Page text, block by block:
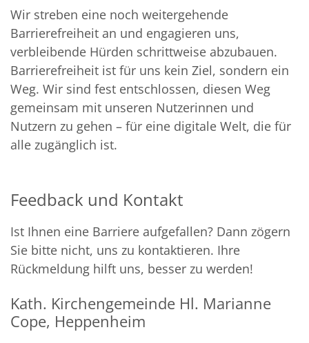
Wir streben eine noch weitergehende
Barrierefreiheit an und engagieren uns,
verbleibende Hürden schrittweise abzubauen.
Barrierefreiheit ist für uns kein Ziel, sondern ein
Weg. Wir sind fest entschlossen, diesen Weg
gemeinsam mit unseren Nutzerinnen und
Nutzern zu gehen – für eine digitale Welt, die für
alle zugänglich ist.
Feedback und Kontakt
Ist Ihnen eine Barriere aufgefallen? Dann zögern
Sie bitte nicht, uns zu kontaktieren. Ihre
Rückmeldung hilft uns, besser zu werden!
Kath. Kirchengemeinde Hl. Marianne
Cope, Heppenheim